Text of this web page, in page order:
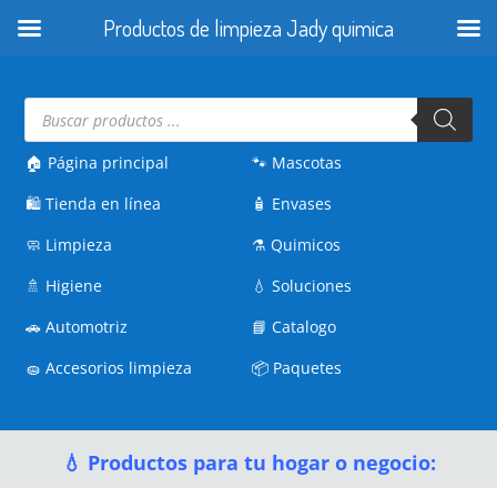
Búsqueda
productos
🏠 Página principal
🛍️Tienda en línea
🧼 Limpieza
🚿 Higiene
🚗Automotriz
🧽Accesorios limpieza
🐾 Mascotas
🧴 Envases
⚗️Quimicos
💧Soluciones
📘Catalogo
📦 Paquetes
💧 Productos para tu hogar o negocio:
Productos de limpieza Jady quimica